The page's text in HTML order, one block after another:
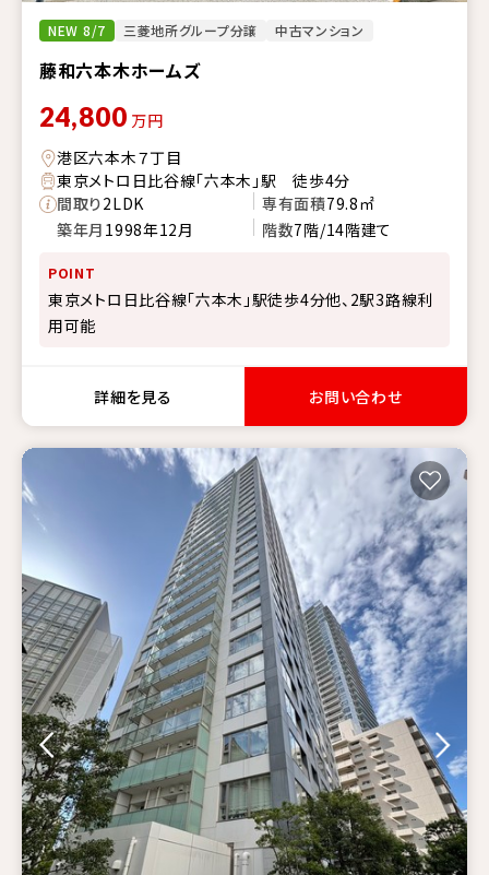
NEW 8/7 三菱地所グループ分譲 中古マンション
藤和六本木ホームズ
24,800 万円
港区六本木７丁目
東京メトロ日比谷線「六本木」駅 徒歩4分
間取り2LDK 専有面積79.8㎡
築年月 1998年12月 階数7階/14階建て
POINT
東京メトロ日比谷線「六本木」駅徒歩4分他、2駅3路線利
用可能
詳細を見る お問い合わせ